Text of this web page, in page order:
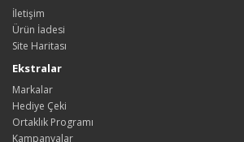
İletişim
Ürün İadesi
Site Haritası
Ekstralar
Markalar
Hediye Çeki
Ortaklık Programı
Kampanyalar